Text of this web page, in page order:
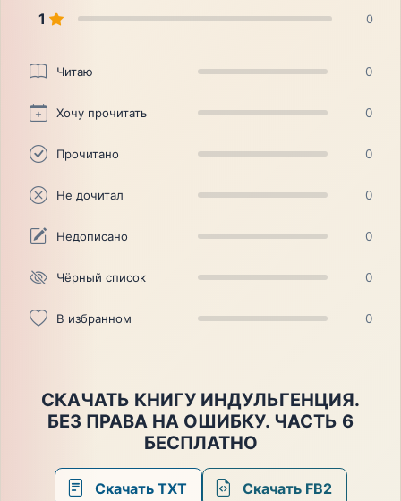
1 0
Читаю 0
Хочу прочитать 0
Прочитано 0
Не дочитал 0
Недописано 0
Чёрный список 0
В избранном 0
СКАЧАТЬ КНИГУ ИНДУЛЬГЕНЦИЯ.
БЕЗ ПРАВА НА ОШИБКУ. ЧАСТЬ 6
БЕСПЛАТНО
Скачать TXT Скачать FB2